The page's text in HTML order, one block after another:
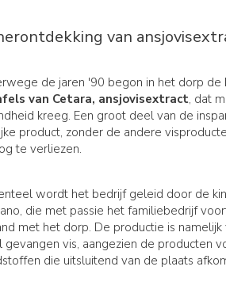
van
de jaren '90 begon in het dorp de
van Cetara, ansjovisextract, dat
kreeg. Een groot deel van de
product, zonder de andere
te verliezen.
wordt het bedrijf geleid door de
die met passie het familiebedrijf
met het dorp. De productie is
gevangen vis, aangezien de
die uitsluitend van de plaats